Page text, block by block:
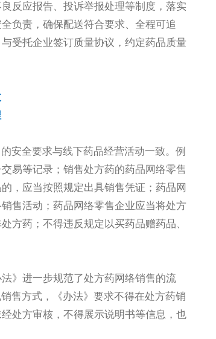
反应报告、投诉举报处理等制度，落实
负责，确保配送符合要求、全程可追
受托企业签订质量协议，约定药品质量
安全要求与线下药品经营活动一致。例
易等记录；销售处方药的药品网络零售
，应当按照规定出具销售凭证；药品网
售活动；药品网络零售企业应当将处方
方药；不得违反规定以买药品赠药品、
》进一步规范了处方药网络销售的流
售方式，《办法》要求不得在处方药销
处方审核，不得展示说明书等信息，也